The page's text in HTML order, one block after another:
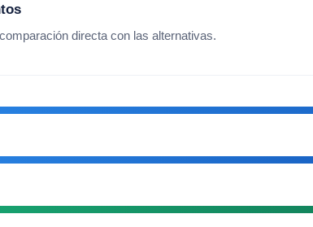
directa con las alternativas.